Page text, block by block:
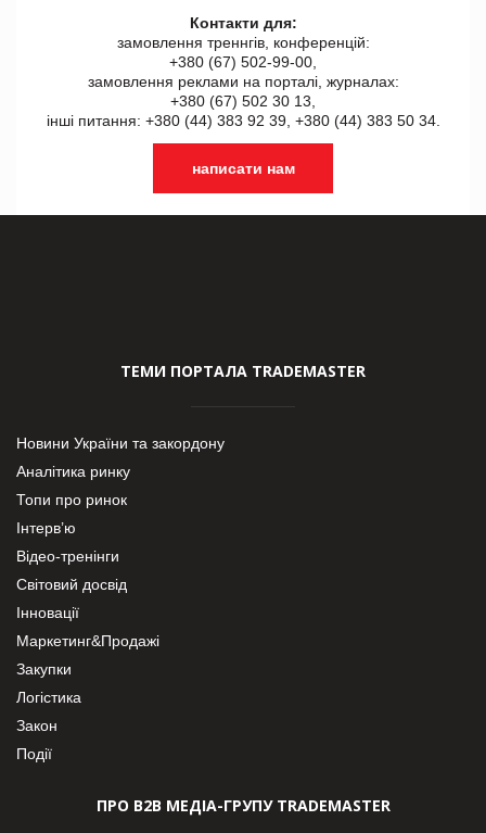
Контакти для:
замовлення треннгів, конференцій:
+380 (67) 502-99-00,
замовлення реклами на порталі, журналах:
+380 (67) 502 30 13,
інші питання: +380 (44) 383 92 39, +380 (44) 383 50 34.
написати нам
ТЕМИ ПОРТАЛА TRADEMASTER
Новини України та закордону
Аналітика ринку
Топи про ринок
Інтерв’ю
Відео-тренінги
Світовий досвід
Інновації
Маркетинг&Продажі
Закупки
Логістика
Закон
Події
ПРО В2В МЕДІА-ГРУПУ TRADEMASTER